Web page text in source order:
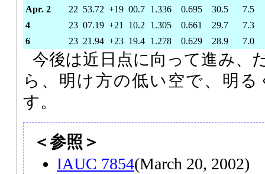
Apr. 2
22 53.72 +19 00.7 1.336 0.695 30.5
7.5
4
23 07.19 +21 10.2 1.305 0.661 29.7
7.3
6
23 21.94 +23 19.4 1.278 0.629 28.9 7.0
今後は近日点に向って進み、
ら、明け方の低い空で、明
す。
＜参照＞
IAUC 7854(March 20, 2002)